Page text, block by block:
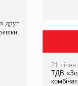
друг
21
ТДВ